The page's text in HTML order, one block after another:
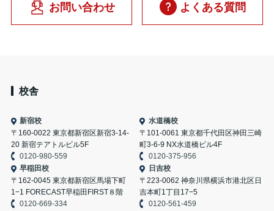
お問い合わせ よくある質問
校舎
新宿校
〒160-0022 東京都新宿区新宿3-14-
20 新宿テアトルビル5F
0120-980-559
水道橋校
〒101-0061 東京都千代田区神田三崎
町3-6-9 NX水道橋ビル4F
0120-375-956
早稲田校
〒162-0045 東京都新宿区馬場下町
1−1 FORECAST早稲田FIRST８階
0120-669-334
日吉校
〒223-0062 神奈川県横浜市港北区日
吉本町1丁目17−5
0120-561-459